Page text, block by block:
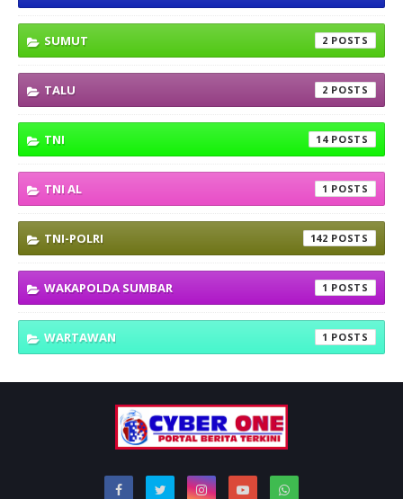
SUMUT 2
TALU 2
TNI 14
TNI AL 1
TNI-POLRI 142
WAKAPOLDA SUMBAR 1
WARTAWAN 1